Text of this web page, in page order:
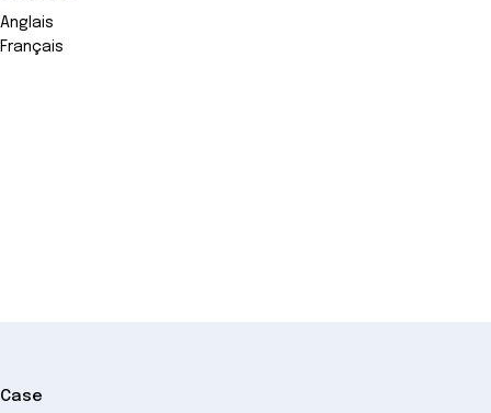
Anglais
Français
Case